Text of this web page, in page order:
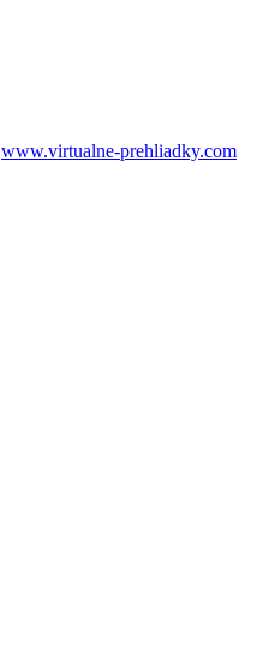
www.virtualne-prehliadky.com